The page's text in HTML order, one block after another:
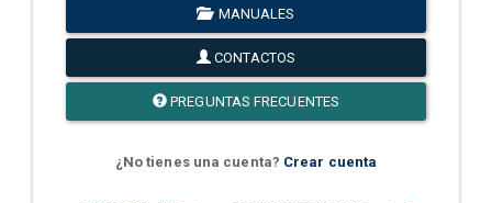
MANUALES
CONTACTOS
PREGUNTAS FRECUENTES
¿No tienes una cuenta? Crear cuenta